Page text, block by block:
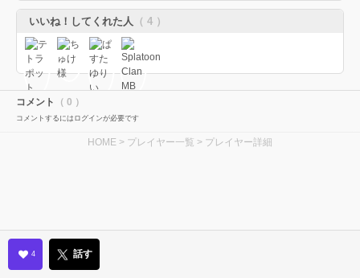
いいね！してくれた人 （ 4 ）
コメント （ 0 ）
コメントするにはログインが必要です
HOME > プレイヤー一覧 > プレイヤー詳細
4 話す